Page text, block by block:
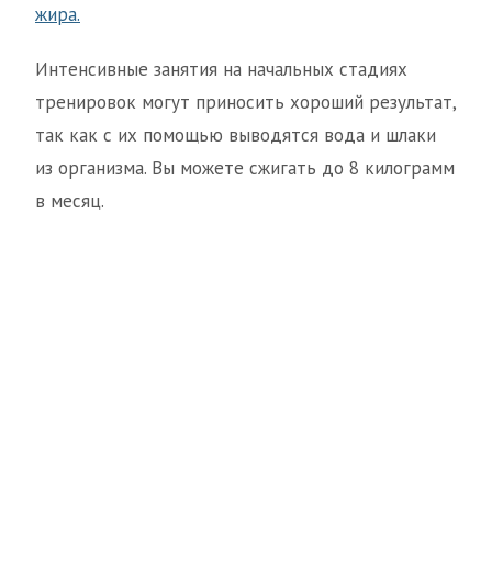
жира.
Интенсивные занятия на начальных стадиях
тренировок могут приносить хороший результат,
так как с их помощью выводятся вода и шлаки
из организма. Вы можете сжигать до 8 килограмм
в месяц.